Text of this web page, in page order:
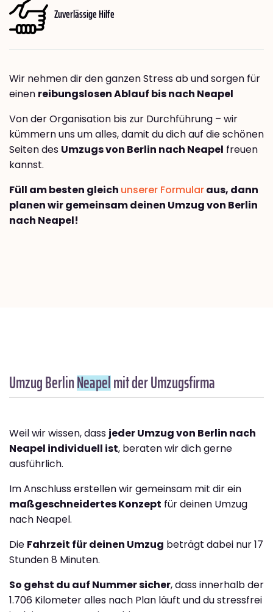
Zuverlässige Hilfe
Wir nehmen dir den ganzen Stress ab und sorgen für
einen reibungslosen Ablauf bis nach Neapel
Von der Organisation bis zur Durchführung – wir
kümmern uns um alles, damit du dich auf die schönen
Seiten des Umzugs von Berlin nach Neapel freuen
kannst.
Füll am besten gleich unserer Formularaus, dann
planen wir gemeinsam deinen Umzug von Berlin
nach Neapel!
Umzug BerlinNeapelmit der Umzugsfirma
Weil wir wissen, dass jeder Umzug von Berlin nach
Neapel individuell ist, beraten wir dich gerne
ausführlich.
Im Anschluss erstellen wir gemeinsam mit dir ein
maßgeschneidertes Konzept für deinen Umzug
nach Neapel.
Die Fahrzeit für deinen Umzug beträgt dabei nur 17
Stunden 8 Minuten.
So gehst du auf Nummer sicher, dass innerhalb der
1.706 Kilometer alles nach Plan läuft und du stressfrei